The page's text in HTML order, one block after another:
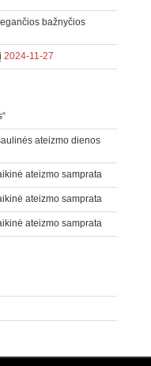
bažnyčios
2024-11-27
ateizmo dienos
ateizmo samprata
ateizmo samprata
ateizmo samprata